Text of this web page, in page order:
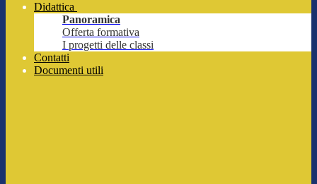
Didattica
Panoramica
Offerta formativa
I progetti delle classi
Contatti
Documenti utili